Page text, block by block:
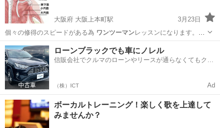
大阪府 大阪上本町駅
3月23日
個々の修得のスピードがある為 ワンツーマンレッスンになります。
【春のキャ…
大阪 大阪市 大阪上本町駅 整体 美容整体
ローンブラックでも車にノレル
信販会社でクルマのローンやリースが通らなくてもクル
（株）ICT Ad
ボーカルトレーニング！楽しく歌を上達して
みませんか？